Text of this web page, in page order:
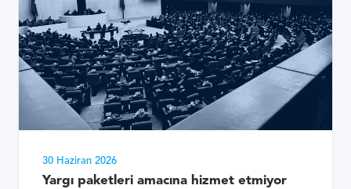
30 Haziran 2026
Yargı paketleri amacına hizmet etmiyor